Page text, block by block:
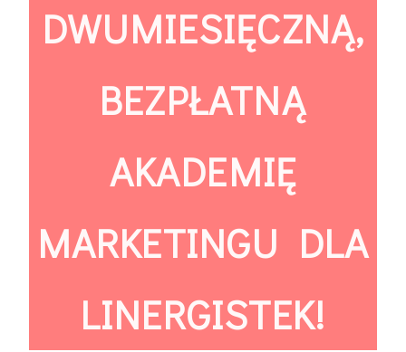
DWUMIESIĘCZNĄ,
BEZPŁATNĄ
AKADEMIĘ
MARKETINGU DLA
LINERGISTEK!